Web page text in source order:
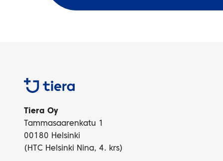
Tiera
Tiera Oy
Tammasaarenkatu 1
00180 Helsinki
(HTC Helsinki Nina, 4. krs)